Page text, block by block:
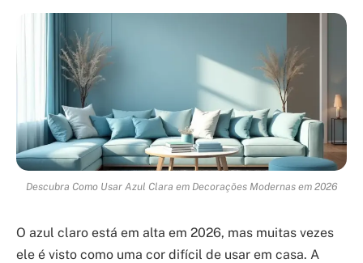
Descubra Como Usar Azul Clara em Decorações Modernas em 2026
O azul claro está em alta em 2026, mas muitas vezes
ele é visto como uma cor difícil de usar em casa. A